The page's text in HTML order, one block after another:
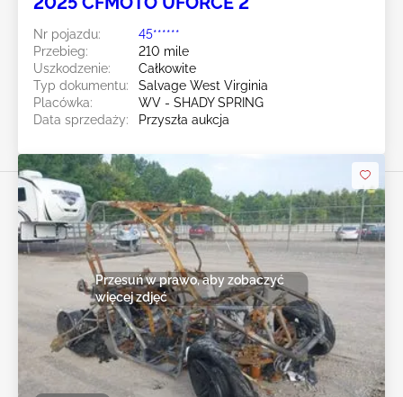
Nr pojazdu:
45******
Przebieg:
210 mile
Uszkodzenie:
Całkowite
Typ dokumentu:
Salvage West Virginia
Placówka:
WV - SHADY SPRING
Data sprzedaży:
Przyszła aukcja
Przesuń w prawo, aby zobaczyć
więcej zdjęć